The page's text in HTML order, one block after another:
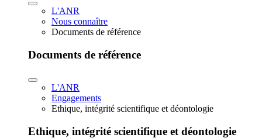
L'ANR
Nous connaître
Documents de référence
Documents de référence
L'ANR
Engagements
Ethique, intégrité scientifique et déontologie
Ethique, intégrité scientifique et déontologie